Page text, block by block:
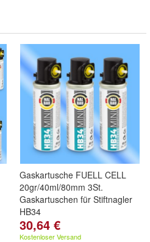
Gaskartusche FUELL CELL
20gr/40ml/80mm 3St.
Gaskartuschen für Stiftnagler
HB34
30,64 €
Kostenloser Versand